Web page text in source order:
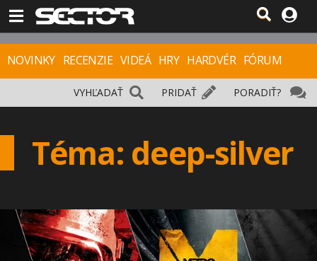
NOVINKY RECENZIE VIDEÁ HRY HARDVÉR FÓRUM
PORADIŤ?
PRIDAŤ
VYHĽADAŤ
Téma: deep-silver